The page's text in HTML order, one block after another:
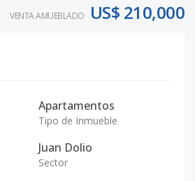
VENTA AMUEBLADO US$ 210,000
Apartamentos
Tipo de Inmueble
Juan Dolio
Sector